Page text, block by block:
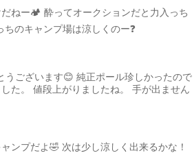
ねー🏕 酔ってオークションだと力入っち
ちのキャンプ場は涼しくのー❓
うございます😊 純正ポール珍しかったので
た。 値段上がりましたね。 手が出ません
ンプだよ🤣 次は少し涼しく出来るかな！